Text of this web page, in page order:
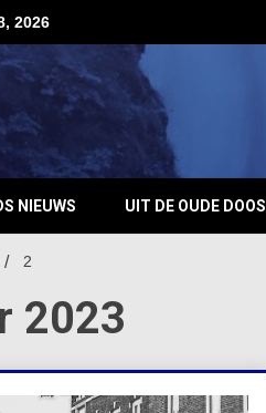
2026
NIEUWS UIT DE OUDE DOOS
2
2023